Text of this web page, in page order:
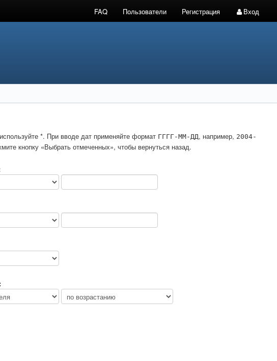
FAQ Пользователи Регистрация Вход
*. При вводе дат применяйте формат ГГГГ-ММ-ДД, например, 2004-
кнопку «Выбрать отмеченных», чтобы вернуться назад.